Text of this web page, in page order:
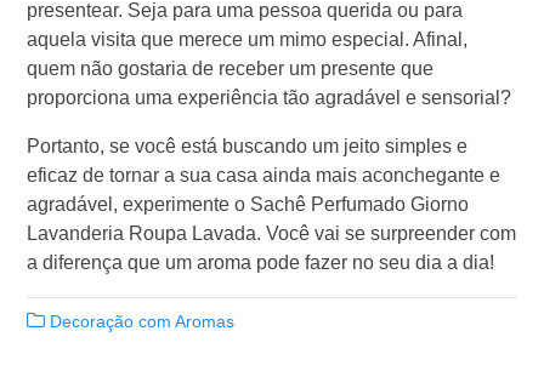
presentear. Seja para uma pessoa querida ou para
aquela visita que merece um mimo especial. Afinal,
quem não gostaria de receber um presente que
proporciona uma experiência tão agradável e sensorial?
Portanto, se você está buscando um jeito simples e
eficaz de tornar a sua casa ainda mais aconchegante e
agradável, experimente o Sachê Perfumado Giorno
Lavanderia Roupa Lavada. Você vai se surpreender com
a diferença que um aroma pode fazer no seu dia a dia!
Decoração com Aromas